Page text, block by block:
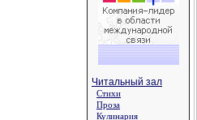
Читальный зал
Стихи
Проза
Кулинария